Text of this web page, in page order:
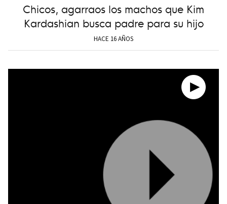
Chicos, agarraos los machos que Kim
Kardashian busca padre para su hijo
HACE 16 AÑOS